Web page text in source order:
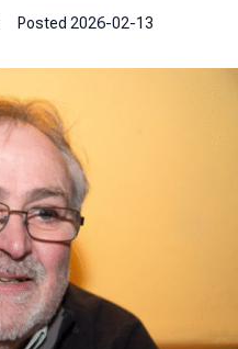
Posted2026-02-13